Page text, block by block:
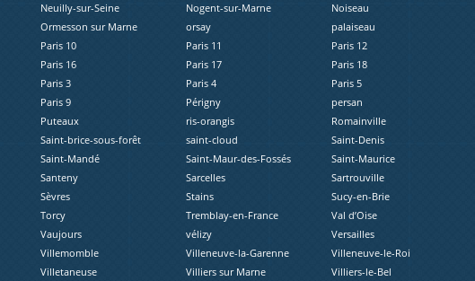
Neuilly-sur-Seine Nogent-sur-Marne Noiseau
Ormesson sur Marne orsay palaiseau
Paris 10 Paris 11 Paris 12
Paris 16 Paris 17 Paris 18
Paris 3 Paris 4 Paris 5
Paris 9 Périgny persan
Puteaux ris-orangis Romainville
Saint-brice-sous-forêt saint-cloud Saint-Denis
Saint-Mandé Saint-Maur-des-Fossés Saint-Maurice
Santeny Sarcelles Sartrouville
Sèvres Stains Sucy-en-Brie
Torcy Tremblay-en-France Val d’Oise
Vaujours vélizy Versailles
Villemomble Villeneuve-la-Garenne Villeneuve-le-Roi
Villetaneuse Villiers sur Marne Villiers-le-Bel